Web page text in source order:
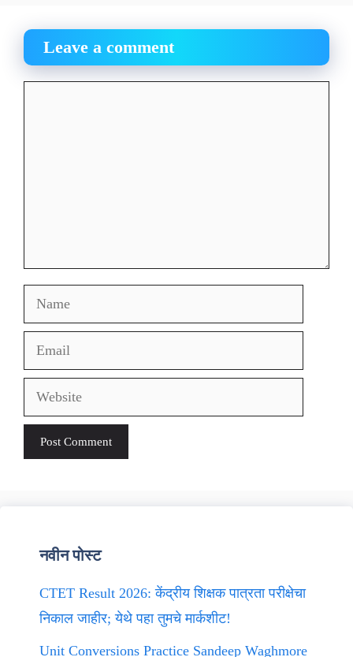
Leave a comment
Name
Email
Website
नवीन पोस्ट
CTET Result 2026: केंद्रीय शिक्षक पात्रता परीक्षेचा
निकाल जाहीर; येथे पहा तुमचे मार्कशीट!
Unit Conversions Practice Sandeep Waghmore